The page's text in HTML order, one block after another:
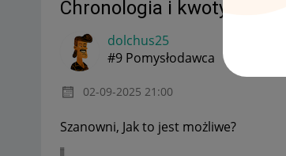
Chronologia i kwoty licytacji
dolchus25
#9 Pomysłodawca
‎02-09-2025 21:00
Szanowni, Jak to jest możliwe?